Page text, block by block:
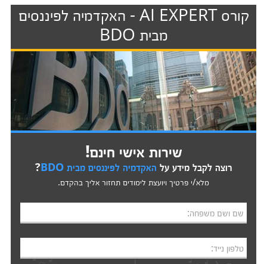
קורס AI EXPERT - האקדמיה לפיננסים
מבית BDO
שירות אישי חינם!
רוצה לקבל מידע על האקדמיה לפיננסים מבית BDO ?
מלא/י פרטיך ויועצת לימודים תחזור אליך בהקדם.
שם ושם משפחה:
טלפון נייד: